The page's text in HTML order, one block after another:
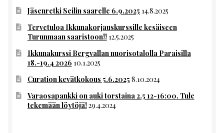
Jäsenretki Seilin saarelle 6.9.2025 14.8.2025
Tervetuloa Ikkunakorjauskurssille kesäiseen
Turunmaan saaristoon!! 12.5.2025
Ikkunakurssi Bergvallan nuorisotalolla Paraisilla
18.-19.4 2026 10.1.2025
Curation kevätkokous 5.6.2025 8.10.2024
Varaosapankki on auki torstaina 2.5 12-16:00. Tule
tekemään löytöjä!29.4.2024